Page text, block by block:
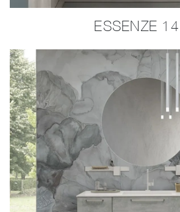
ESSENZE 14